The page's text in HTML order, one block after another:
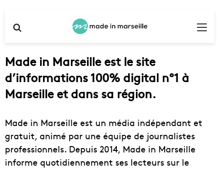
Made in Marseille est le site
d’informations 100% digital n°1 à
Marseille et dans sa région.
Made in Marseille est un média indépendant et
gratuit, animé par une équipe de journalistes
professionnels. Depuis 2014, Made in Marseille
informe quotidiennement ses lecteurs sur le